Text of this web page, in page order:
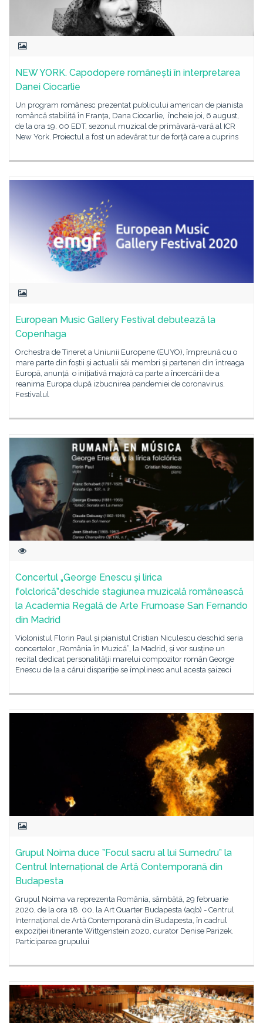
NEW YORK. Capodopere românești în interpretarea
Danei Ciocarlie
Un program românesc prezentat publicului american de pianista
româncă stabilită în Franța, Dana Ciocarlie, încheie joi, 6 august,
de la ora 19. 00 EDT, sezonul muzical de primăvară-vară al ICR
New York. Proiectul a fost un adevărat tur de forță care a cuprins
European Music Gallery Festival debutează la
Copenhaga
Orchestra de Tineret a Uniunii Europene (EUYO), împreună cu o
mare parte din foștii și actualii săi membri și parteneri din întreaga
Europă, anunță o inițiativă majoră ca parte a încercării de a
reanima Europa după izbucnirea pandemiei de coronavirus.
Festivalul
Concertul „George Enescu și lirica
folclorică”deschide stagiunea muzicală românească
la Academia Regală de Arte Frumoase San Fernando
din Madrid
Violonistul Florin Paul și pianistul Cristian Niculescu deschid seria
concertelor „România în Muzică”, la Madrid, și vor susține un
recital dedicat personalității marelui compozitor român George
Enescu de la a cărui dispariție se împlinesc anul acesta șaizeci
Grupul Noima duce ”Focul sacru al lui Sumedru” la
Centrul Internațional de Artă Contemporană din
Budapesta
Grupul Noima va reprezenta România, sâmbătă, 29 februarie
2020, de la ora 18. 00, la Art Quarter Budapesta (aqb) - Centrul
Internațional de Artă Contemporană din Budapesta, în cadrul
expoziției itinerante Wittgenstein 2020, curator Denise Parizek.
Participarea grupului